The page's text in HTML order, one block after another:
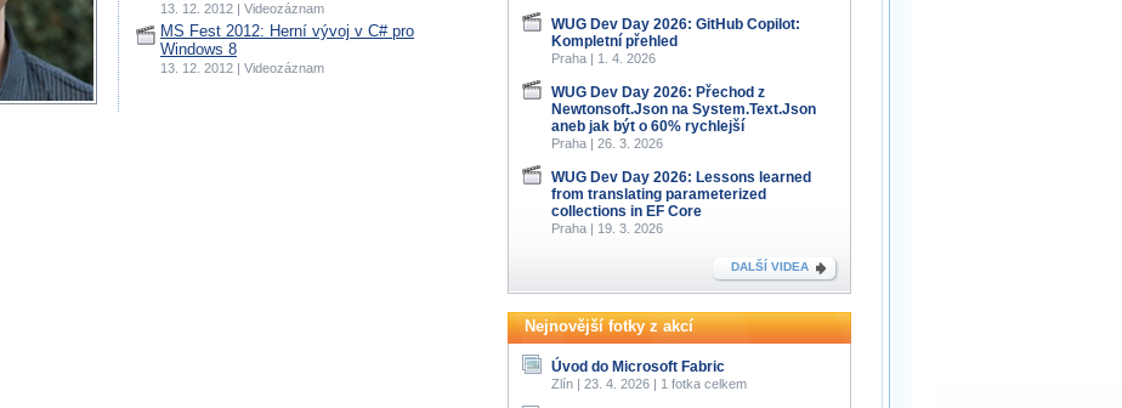
13. 12. 2012 | Videozáznam
MS Fest 2012: Herní vývoj v C# pro
Windows 8
13. 12. 2012 | Videozáznam
WUG Dev Day 2026: GitHub Copilot:
Kompletní přehled
Praha | 1. 4. 2026
WUG Dev Day 2026: Přechod z
Newtonsoft.Json na System.Text.Json
aneb jak být o 60% rychlejší
Praha | 26. 3. 2026
WUG Dev Day 2026: Lessons learned
from translating parameterized
collections in EF Core
Praha | 19. 3. 2026
DALŠÍ VIDEA
Nejnovější fotky z akcí
Úvod do Microsoft Fabric
Zlín | 23. 4. 2026 | 1 fotka celkem